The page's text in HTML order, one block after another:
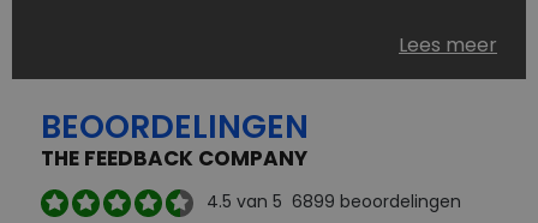
Schoenen heeft u nooit genoeg. Goedkope
schoenen, maar dus wel van topmerken,
aanbod is zo compleet dat u altijd wel een
passend paar vindt.
Welke schoenmerken vindt u in onze online
Lees meer
BEOORDELINGEN
THE FEEDBACK COMPANY
4.5 van 5 6899 beoordelingen